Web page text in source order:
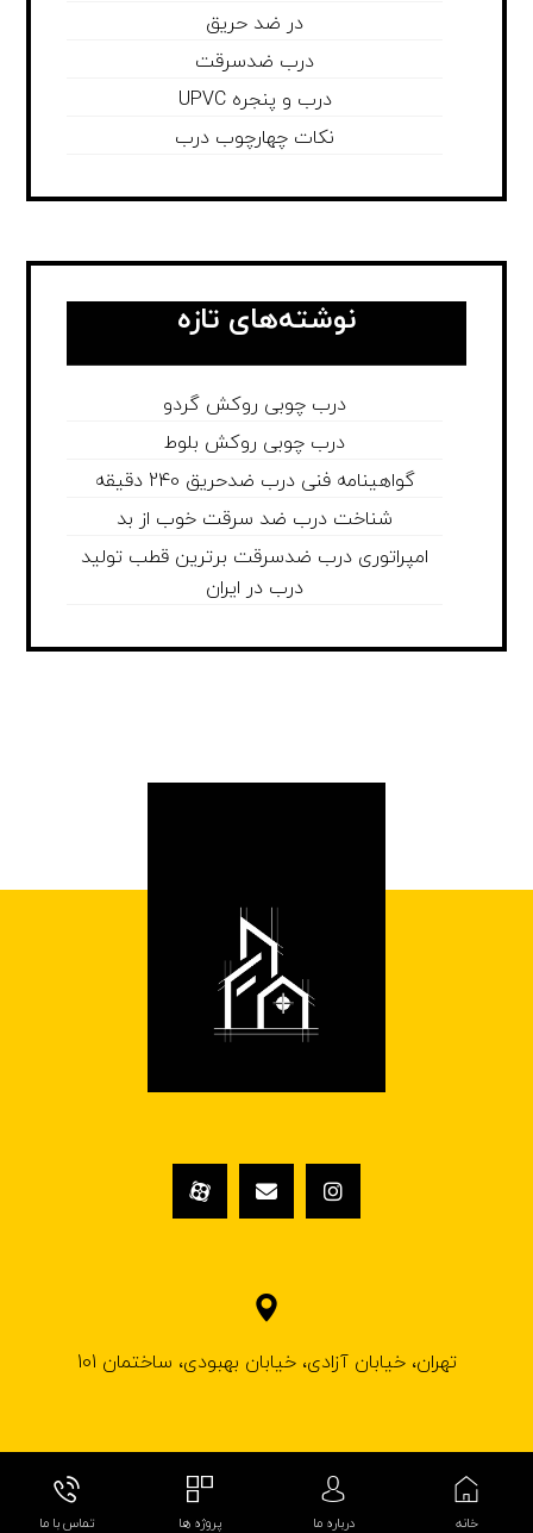
در ضد حریق
درب ضدسرقت
درب و پنجره UPVC
نکات چهارچوب درب
نوشته‌های تازه
درب چوبی روکش گردو
درب چوبی روکش بلوط
گواهینامه فنی درب ضدحریق 240 دقیقه
شناخت درب ضد سرقت خوب از بد
امپراتوری درب ضدسرقت برترین قطب تولید
درب در ایران
تهران، خیابان آزادی، خیابان بهبودی، ساختمان 101
© کپی رایت ۱۴۰۲ کلینیک ساختمانی فروغ گیلاردیزاین خانه درباره ما پروژه ها تماس با ما